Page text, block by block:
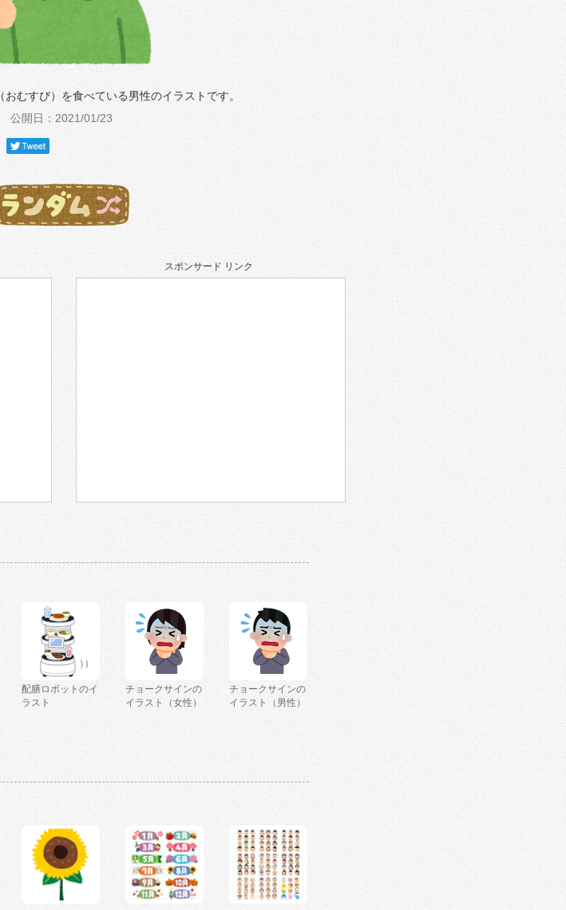
むすび）を食べている男性のイラストです。
公開日：2021/01/23
スポンサード リンク
配膳ロボットのイ
ラスト
チョークサインの
イラスト（女性）
チョークサインの
イラスト（男性）